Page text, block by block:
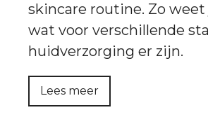
skincare routine. Zo
wat voor verschillende
huidverzorging er zijn.
Lees meer